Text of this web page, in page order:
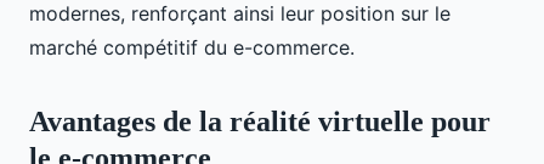
modernes, renforçant ainsi leur position sur le
marché compétitif du e-commerce.
Avantages de la réalité virtuelle pour